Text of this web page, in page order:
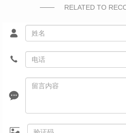
RELATED TO